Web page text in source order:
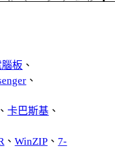
板 、
、
、卡巴斯基 、
、WinZIP 、 7-